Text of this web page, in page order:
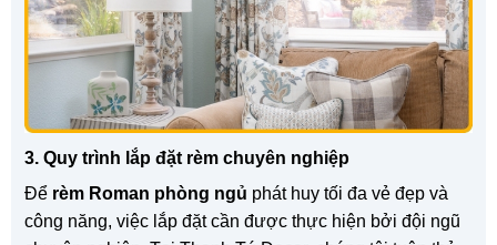
3. Quy trình lắp đặt rèm chuyên nghiệp
Để rèm Roman phòng ngủ phát huy tối đa vẻ đẹp và
công năng, việc lắp đặt cần được thực hiện bởi đội ngũ